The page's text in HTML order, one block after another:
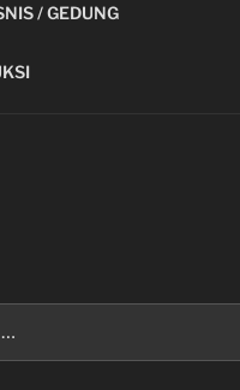
/ GEDUNG